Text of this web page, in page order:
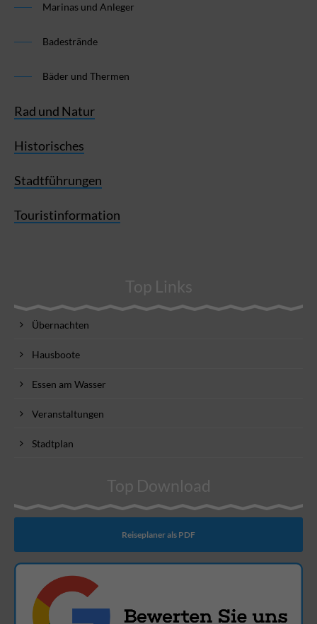
Marinas und Anleger
Badestrände
Bäder und Thermen
Rad und Natur
Historisches
Stadtführungen
Touristinformation
Top Links
Übernachten
Hausboote
Essen am Wasser
Veranstaltungen
Stadtplan
Top Download
Reiseplaner als PDF